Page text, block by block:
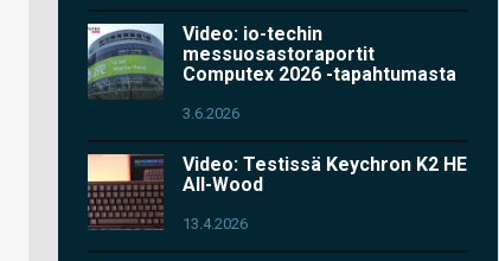
Video: io-techin
messuosastoraportit
Computex 2026 -tapahtumasta
3.6.2026
Video: Testissä Keychron K2 HE
All-Wood
13.4.2026